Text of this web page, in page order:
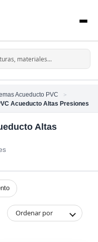
Acueducto PVC
Acueducto Altas Presiones
Altas
Ordenar por